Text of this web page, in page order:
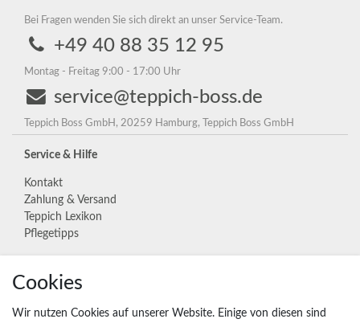
Bei Fragen wenden Sie sich direkt an unser Service-Team.
+49 40 88 35 12 95
Montag - Freitag 9:00 - 17:00 Uhr
service@teppich-boss.de
Teppich Boss GmbH, 20259 Hamburg, Teppich Boss GmbH
Service & Hilfe
Kontakt
Zahlung & Versand
Teppich Lexikon
Pflegetipps
Unternehmen
Widerrufs­recht
Cookies
Wir nutzen Cookies auf unserer Website. Einige von diesen sind